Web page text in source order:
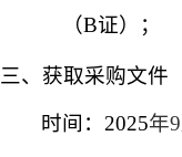
（B证）；
三、获取采购文件
时间： 2025年9